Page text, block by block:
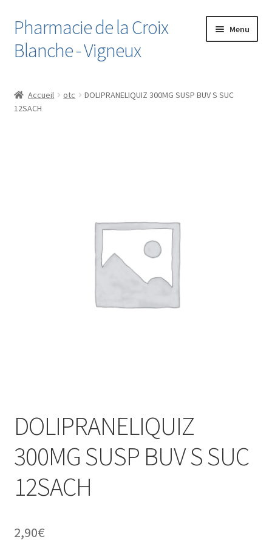
Aller
à
la
Aller
au
contenu
Pharmacie de la Croix
Blanche - Vigneux
Menu
Boutique
Numéros utiles
Ordonnance
Panier
Parapharmacie
Accueil otc
DOLIPRANELIQUIZ 300MG SUSP BUV S SUC
12SACH
DOLIPRANELIQUIZ
300MG SUSP BUV S SUC
12SACH
2,90€